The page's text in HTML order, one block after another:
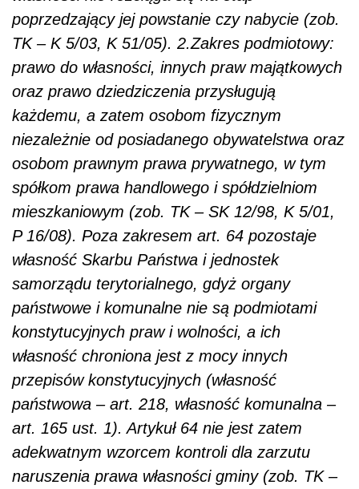
poprzedzający jej powstanie czy nabycie (zob.
TK – K 5/03, K 51/05). 2.Zakres podmiotowy:
prawo do własności, innych praw majątkowych
oraz prawo dziedziczenia przysługują
każdemu, a zatem osobom fizycznym
niezależnie od posiadanego obywatelstwa oraz
osobom prawnym prawa prywatnego, w tym
spółkom prawa handlowego i spółdzielniom
mieszkaniowym (zob. TK – SK 12/98, K 5/01,
P 16/08). Poza zakresem art. 64 pozostaje
własność Skarbu Państwa i jednostek
samorządu terytorialnego, gdyż organy
państwowe i komunalne nie są podmiotami
konstytucyjnych praw i wolności, a ich
własność chroniona jest z mocy innych
przepisów konstytucyjnych (własność
państwowa – art. 218, własność komunalna –
art. 165 ust. 1). Artykuł 64 nie jest zatem
adekwatnym wzorcem kontroli dla zarzutu
naruszenia prawa własności gminy (zob. TK –